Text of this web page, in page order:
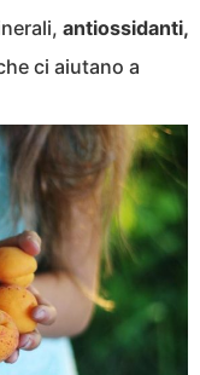
antiossidanti,
ci aiutano a